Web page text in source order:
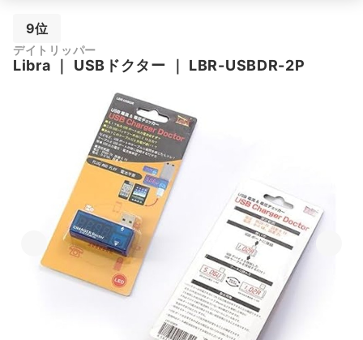
9位
デイトリッパー
Libra USBドクター LBR-USBDR-2P